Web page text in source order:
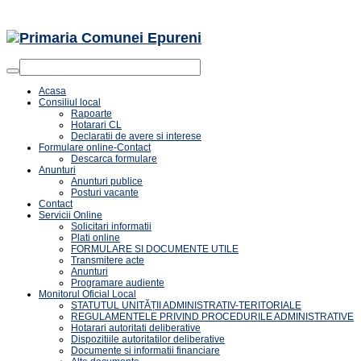
Acasa
Consiliul local
Rapoarte
Hotarari CL
Declaratii de avere si interese
Formulare online-Contact
Descarca formulare
Anunturi
Anunturi publice
Posturi vacante
Contact
Servicii Online
Solicitari informatii
Plati online
FORMULARE SI DOCUMENTE UTILE
Transmitere acte
Anunturi
Programare audiente
Monitorul Oficial Local
STATUTUL UNITĂȚII ADMINISTRATIV-TERITORIALE
REGULAMENTELE PRIVIND PROCEDURILE ADMINISTRATIVE
Hotarari autoritati deliberative
Dispozitiile autoritatilor deliberative
Documente si informatii financiare